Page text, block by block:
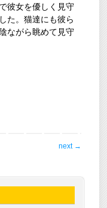
彼女を優しく見守
た。猫達にも彼ら
ながら眺めて見守
next →